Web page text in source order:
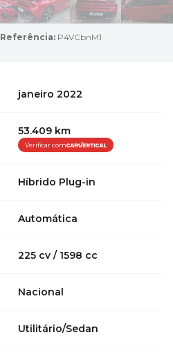
Referência: P4VCbnM1
janeiro 2022
53.409 km
Verificar com
Híbrido Plug-in
Automática
225 cv / 1598 cc
Nacional
Utilitário/Sedan